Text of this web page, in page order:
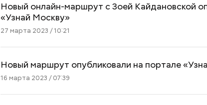
Новый онлайн-маршрут с Зоей Кайдановской
«Узнай Москву»
27 марта 2023 / 10:21
Новый маршрут опубликовали на портале
16 марта 2023 / 07:39